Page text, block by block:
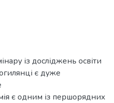
із досліджень освіти
є дуже
є одним із першорядних